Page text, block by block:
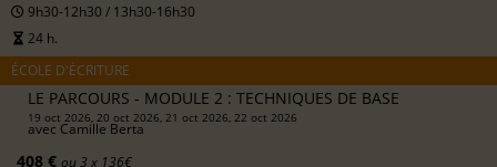
9h30-12h30 / 13h30-16h30
24 h.
ÉCOLE D'ÉCRITURE
LE PARCOURS - MODULE 2 : TECHNIQUES DE BASE
19 oct 2026, 20 oct 2026, 21 oct 2026, 22 oct 2026
avec Camille Berta
408 € ou 3 x 136€